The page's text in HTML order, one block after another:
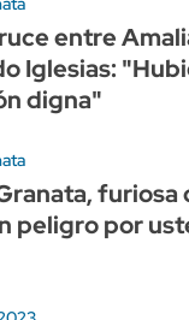
entre
Iglesias:
digna"
furiosa
peligro por